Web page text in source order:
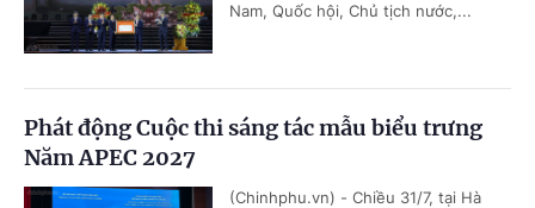
Nam, Quốc hội, Chủ tịch nước,...
Phát động Cuộc thi sáng tác mẫu biểu trưng
Năm APEC 2027
(Chinhphu.vn) - Chiều 31/7, tại Hà